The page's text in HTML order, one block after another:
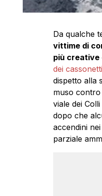
Da qualche
vittime di
più creative
dei cassonetti
dispetto alla
muso
viale dei
dopo che
accendini
parziale